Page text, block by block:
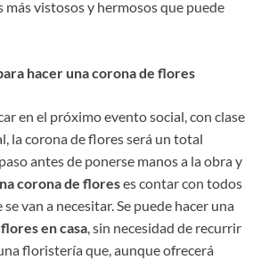
más vistosos y hermosos que puede
hacer una corona de flores
en el próximo evento social, con clase
la corona de flores será un total
antes de ponerse manos a la obra y
corona de floreses contar con todos
van a necesitar. Se puede hacer una
en casa, sin necesidad de recurrir
floristería que, aunque ofrecerá